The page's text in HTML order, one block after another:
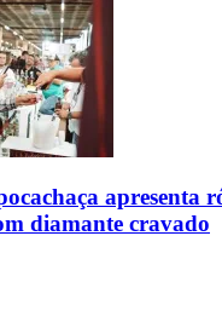
apresenta
diamante cravado